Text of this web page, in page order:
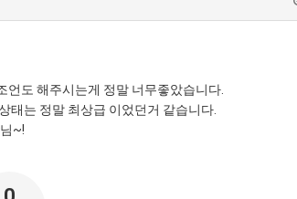
도 해주시는게 정말 너무좋았습니다.
태는 정말 최상급 이었던거 같습니다.
~!